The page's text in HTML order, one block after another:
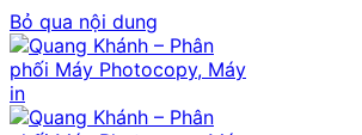
Bỏ qua nội dung